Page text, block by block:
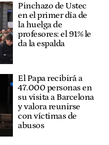
Pinchazo de Ustec
en el primer día de
la huelga de
profesores: el 91% le
da la espalda
El Papa recibirá a
47.000 personas en
su visita a Barcelona
y valora reunirse
con víctimas de
abusos